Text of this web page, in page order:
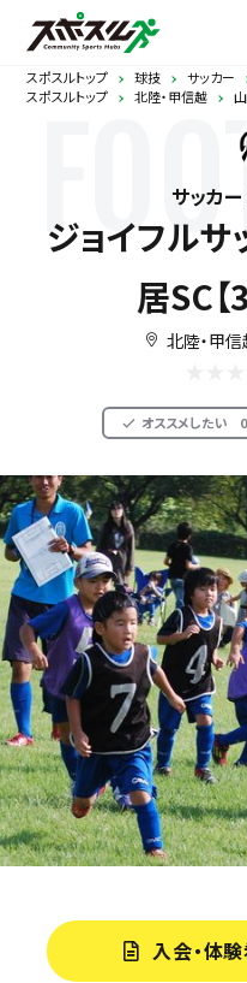
スポスルトップ 球技 サッカー
スポスルトップ
北陸・甲信越
サッカ
ジョイフルサ
居SC【
北陸・甲信
オススメしたい 0
入会・体